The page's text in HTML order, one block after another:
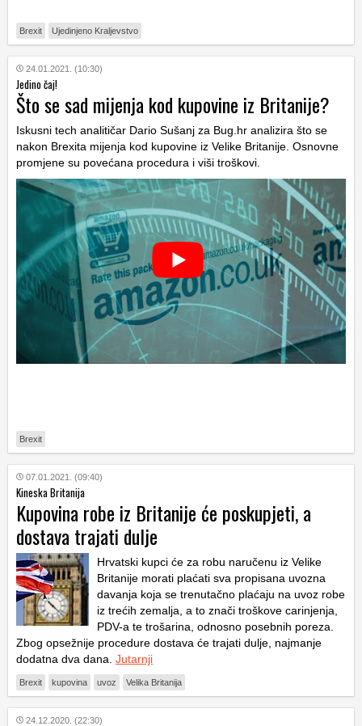
Brexit Ujedinjeno Kraljevstvo
24.01.2021. (10:30)
Jedino čaj!
Što se sad mijenja kod kupovine iz Britanije?
Iskusni tech analitičar Dario Sušanj za Bug.hr analizira što se
nakon Brexita mijenja kod kupovine iz Velike Britanije. Osnovne
promjene su povećana procedura i viši troškovi.
Brexit
07.01.2021. (09:40)
Kineska Britanija
Kupovina robe iz Britanije će poskupjeti, a
dostava trajati dulje
Hrvatski kupci će za robu naručenu iz Velike
Britanije morati plaćati sva propisana uvozna
davanja koja se trenutačno plaćaju na uvoz robe
iz trećih zemalja, a to znači troškove carinjenja,
PDV-a te trošarina, odnosno posebnih poreza.
Zbog opsežnije procedure dostava će trajati dulje, najmanje
dodatna dva dana. Jutarnji
Brexit kupovina uvoz Velika Britanija
24.12.2020. (22:30)